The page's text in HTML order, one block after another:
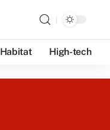
Habitat High-tech